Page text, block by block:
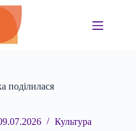
поділилася
Культура